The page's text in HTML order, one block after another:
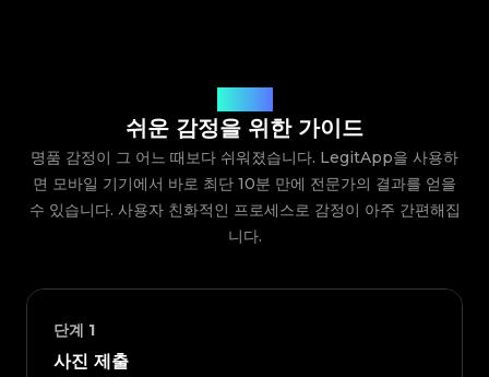
쉬운 감정을 위한 가이드
명품 감정이 그 어느 때보다 쉬워졌습니다. LegitApp을 사용하
면 모바일 기기에서 바로 최단 10분 만에 전문가의 결과를 얻을
수 있습니다. 사용자 친화적인 프로세스로 감정이 아주 간편해집
니다.
단계 1
사진 제출